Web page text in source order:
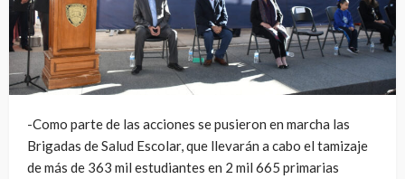
-Como parte de las acciones se pusieron en marcha las
Brigadas de Salud Escolar, que llevarán a cabo el tamizaje
de más de 363 mil estudiantes en 2 mil 665 primarias